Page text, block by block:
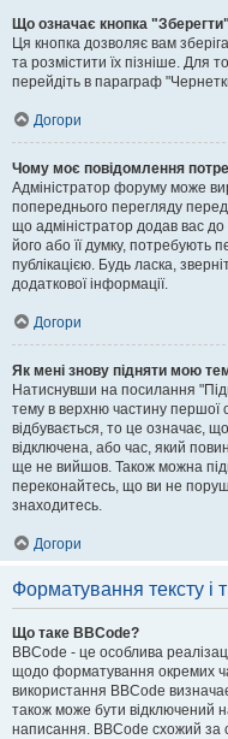
Що означає кнопка
Ця кнопка дозволяє вам
та розмістити їх пізніше. Для
перейдіть в параграф
Догори
Чому моє повідомлення
Адміністратор форуму може
попереднього перегляду
що адміністратор додав вас до
його або її думку, потребують
публікацією. Будь ласка,
додаткової інформації.
Догори
Як мені знову підняти мою
Натиснувши на посилання
тему в верхню частину першої
відбувається, то це означає,
відключена, або час, який
ще не вийшов. Також можна
переконайтесь, що ви не
знаходитесь.
Догори
Форматування тексту і
Що таке BBCode?
BBCode - це особлива
щодо форматування окремих
використання BBCode
також може бути відключений
написання. BBCode схожий за